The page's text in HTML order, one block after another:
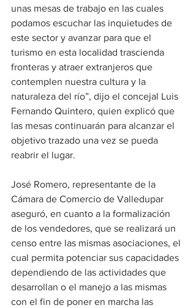
unas mesas de trabajo en las cuales
podamos escuchar las inquietudes de
este sector y avanzar para que el
turismo en esta localidad trascienda
fronteras y atraer extranjeros que
contemplen nuestra cultura y la
naturaleza del río”, dijo el concejal Luis
Fernando Quintero, quien explicó que
las mesas continuarán para alcanzar el
objetivo trazado una vez se pueda
reabrir el lugar.
José Romero, representante de la
Cámara de Comercio de Valledupar
aseguró, en cuanto a la formalización
de los vendedores, que se realizará un
censo entre las mismas asociaciones, el
cual permita potenciar sus capacidades
dependiendo de las actividades que
desarrollan o el manejo a las mismas
con el fin de poner en marcha las